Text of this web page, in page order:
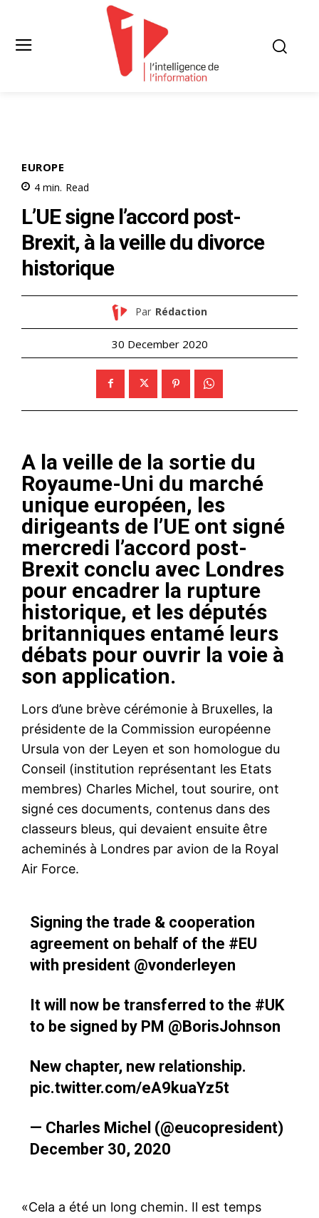
EUROPE
4 min. Read
L’UE signe l’accord post-
Brexit, à la veille du divorce
historique
Par Rédaction
30 December 2020
A la veille de la sortie du
Royaume-Uni du marché
unique européen, les
dirigeants de l’UE ont signé
mercredi l’accord post-
Brexit conclu avec Londres
pour encadrer la rupture
historique, et les députés
britanniques entamé leurs
débats pour ouvrir la voie à
son application.
Lors d’une brève cérémonie à Bruxelles, la
présidente de la Commission européenne
Ursula von der Leyen et son homologue du
Conseil (institution représentant les Etats
membres) Charles Michel, tout sourire, ont
signé ces documents, contenus dans des
classeurs bleus, qui devaient ensuite être
acheminés à Londres par avion de la Royal
Air Force.
Signing the trade & cooperation
agreement on behalf of the #EU
with president @vonderleyen
It will now be transferred to the #UK
to be signed by PM @BorisJohnson
New chapter, new relationship.
pic.twitter.com/eA9kuaYz5t
— Charles Michel (@eucopresident)
December 30, 2020
«Cela a été un long chemin. Il est temps